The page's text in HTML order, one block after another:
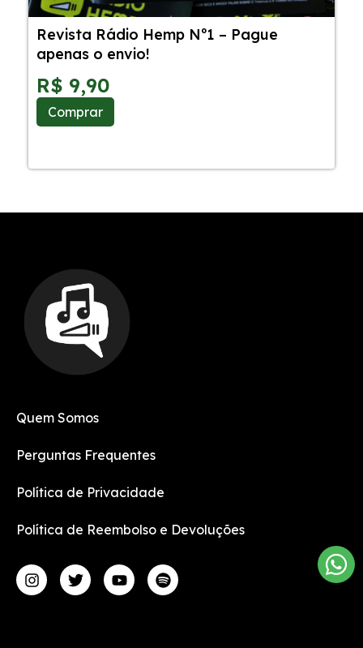
Revista Rádio Hemp Nº1 – Pague
apenas o envio!
R$ 9,90
Comprar
Quem Somos
Perguntas Frequentes
Política de Privacidade
Política de Reembolso e Devoluções